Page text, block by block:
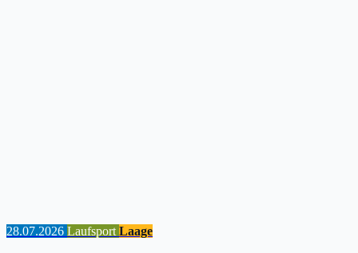
28.07.2026 Laufsport Laage